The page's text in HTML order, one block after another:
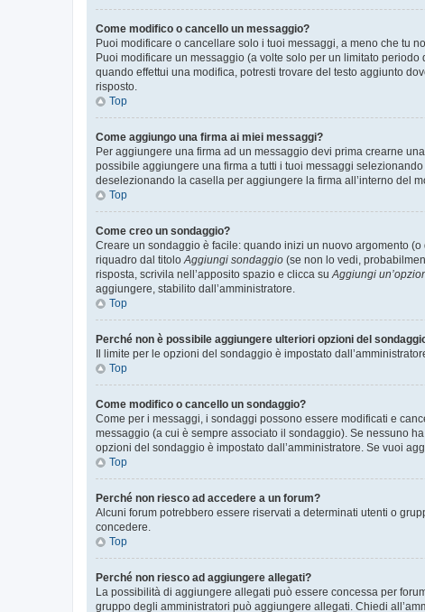
Come modifico o cancello un messaggio?
Puoi modificare o cancellare solo i tuoi messaggi, a meno che tu
Puoi modificare un messaggio (a volte solo per un limitato
quando effettui una modifica, potresti trovare del testo aggiunto
risposto.
Top
Come aggiungo una firma ai miei messaggi?
Per aggiungere una firma ad un messaggio devi prima crearne
possibile aggiungere una firma a tutti i tuoi messaggi
deselezionando la casella per aggiungere la firma all’interno del
Top
Come creo un sondaggio?
Creare un sondaggio è facile: quando inizi un nuovo argomento
riquadro dal titoloAggiungi sondaggio (se non lo vedi,
risposta, scrivila nell’apposito spazio e clicca suAggiungi
aggiungere, stabilito dall’amministratore.
Top
Perché non è possibile aggiungere ulteriori opzioni del
Il limite per le opzioni del sondaggio è impostato
Top
Come modifico o cancello un sondaggio?
Come per i messaggi, i sondaggi possono essere modificati e
messaggio (a cui è sempre associato il sondaggio). Se nessuno
opzioni del sondaggio è impostato dall’amministratore. Se vuoi
Top
Perché non riesco ad accedere a un forum?
Alcuni forum potrebbero essere riservati a determinati utenti o
concedere.
Top
Perché non riesco ad aggiungere allegati?
La possibilità di aggiungere allegati può essere concessa per
gruppo degli amministratori può aggiungere allegati. Chiedi